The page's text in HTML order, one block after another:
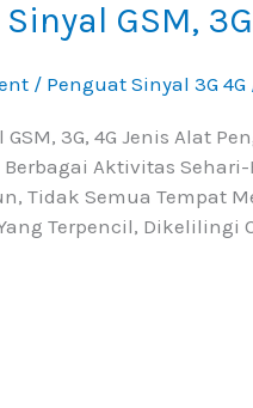
GSM,
/ Penguat Sinyal 3G 4G
3G, 4G Jenis Alat
Aktivitas
Tidak Semua Tempat
Terpencil, Dikelilingi